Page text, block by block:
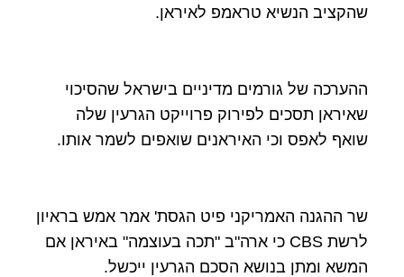
שהקציב הנשיא טראמפ לאיראן.
ההערכה של גורמים מדיניים בישראל שהסיכוי
שאיראן תסכים לפירוק פרוייקט הגרעין שלה
שואף לאפס וכי האיראנים שואפים לשמר אותו.
שר ההגנה האמריקני פיט הגסת' אמר אמש בראיון
לרשת CBS כי ארה"ב "תכה בעוצמה" באיראן אם
המשא ומתן בנושא הסכם הגרעין ייכשל.